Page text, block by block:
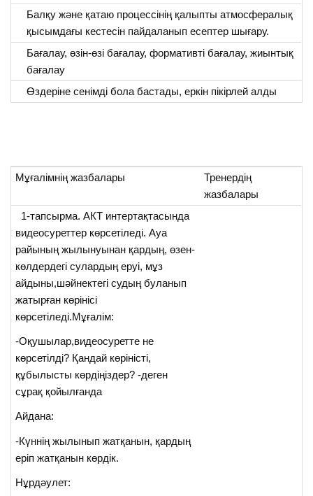
Балқу және қатаю процессінің қалыпты атмосфералық
қысымдағы кестесін пайдаланып есептер шығару.
Бағалау, өзін-өзі бағалау, формативті бағалау, жиынтық
бағалау
Өздеріне сенімді бола бастады, еркін пікірлей алды
Мұғалімнің жазбалары
Тренердің
жазбалары
1-тапсырма. АКТ интертақтасында
видеосуреттер көрсетіледі. Ауа
райының жылынуынан қардың, өзен-
көлдердегі сулардың еруі, мұз
айдыны,шәйнектегі судың буланып
жатырған көрінісі
көрсетіледі.Мұғалім:
-Оқушылар,видеосуретте не
көрсетілді? Қандай көріністі,
құбылысты көрдіңіздер? -деген
сұрақ қойылғанда
Айдана:
-Күннің жылынып жатқанын, қардың
еріп жатқанын көрдік.
Нұрдәулет: